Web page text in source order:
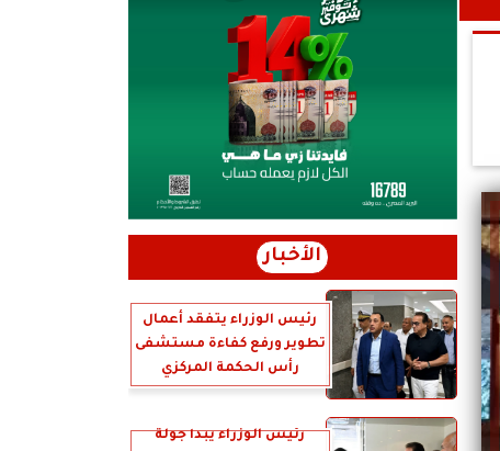
الأخبار
رئيس الوزراء يتفقد أعمال
تطوير ورفع كفاءة مستشفى
رأس الحكمة المركزي
رئيس الوزراء يبدأ جولة